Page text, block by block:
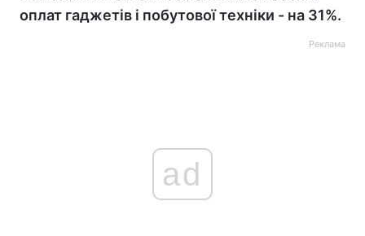
оплат гаджетів і побутової техніки - на 31%.
Реклама
ad